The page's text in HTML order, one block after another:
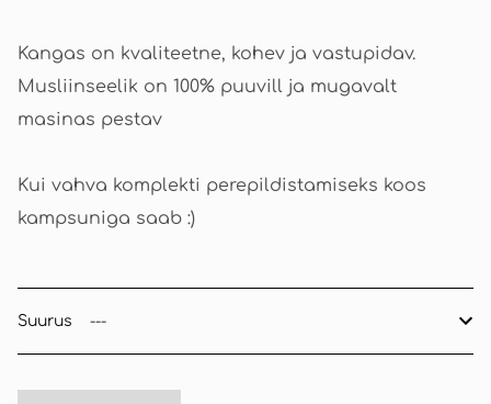
Kangas on kvaliteetne, kohev ja vastupidav.
Musliinseelik on 100% puuvill ja mugavalt
masinas pestav
Kui vahva komplekti perepildistamiseks koos
kampsuniga saab :)
Suurus